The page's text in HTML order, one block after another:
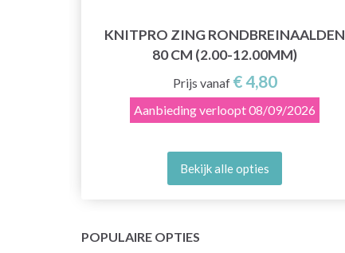
KNITPRO ZING RONDBREINAALDEN
80 CM (2.00-12.00MM)
Prijs vanaf € 4,80
Aanbieding verloopt08/09/2026
Bekijk alle opties
POPULAIRE OPTIES